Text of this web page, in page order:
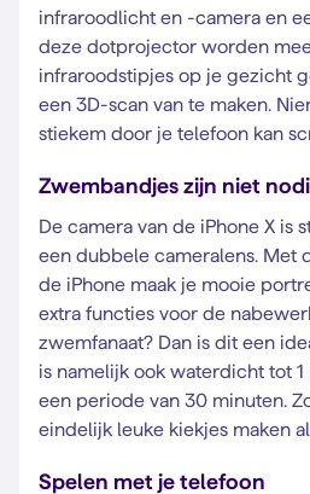
infraroodlicht en -camera en
deze dotprojector worden
infraroodstipjes op je gezicht
een 3D-scan van te maken.
stiekem door je telefoon kan
Zwembandjes zijn niet
De camera van de iPhone X is
een dubbele cameralens. Met
de iPhone maak je mooie
extra functies voor de
zwemfanaat? Dan is dit een
is namelijk ook waterdicht tot
een periode van 30 minuten.
eindelijk leuke kiekjes maken
Spelen met je telefoon